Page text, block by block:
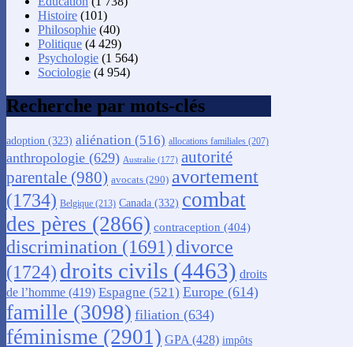
Histoire (101)
Philosophie (40)
Politique (4 429)
Psychologie (1 564)
Sociologie (4 954)
Recherche par mots-clés
adoption (323) aliénation (516) allocations familiales (207)
anthropologie (629) Australie (177) autorité
parentale (980) avocats (290) avortement
(1734) Belgique (213) Canada (332) combat
des pères (2866) contraception (404)
discrimination (1691) divorce
(1724) droits civils (4463) droits
de l’homme (419) Espagne (521) Europe (614)
famille (3098) filiation (634)
féminisme (2901) GPA (428) impôts